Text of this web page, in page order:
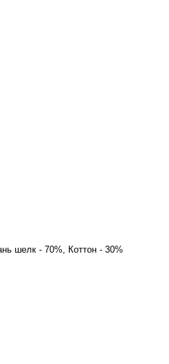
шелк - 70%, Коттон - 30%